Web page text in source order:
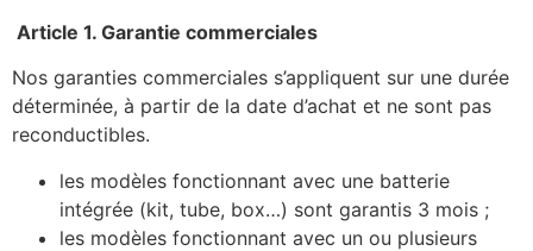
Article 1. Garantie commerciales
Nos garanties commerciales s’appliquent sur une durée
déterminée, à partir de la date d’achat et ne sont pas
reconductibles.
les modèles fonctionnant avec une batterie
intégrée (kit, tube, box…) sont garantis 3 mois ;
les modèles fonctionnant avec un ou plusieurs